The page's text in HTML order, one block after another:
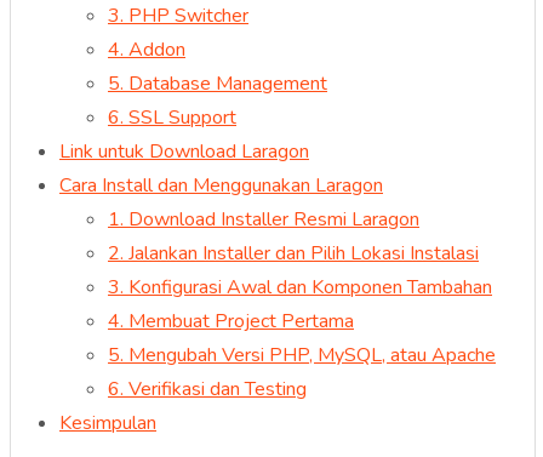
3. PHP Switcher
4. Addon
5. Database Management
6. SSL Support
Link untuk Download Laragon
Cara Install dan Menggunakan Laragon
1. Download Installer Resmi Laragon
2. Jalankan Installer dan Pilih Lokasi Instalasi
3. Konfigurasi Awal dan Komponen Tambahan
4. Membuat Project Pertama
5. Mengubah Versi PHP, MySQL, atau Apache
6. Verifikasi dan Testing
Kesimpulan